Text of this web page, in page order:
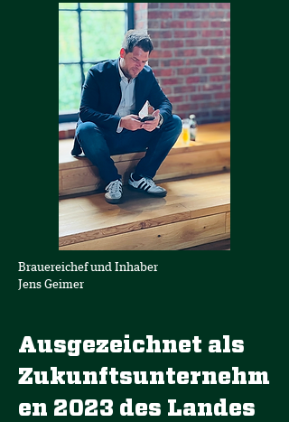
Brauereichef und Inhaber
Jens Geimer
Ausgezeichnet als
Zukunftsunternehm
en 2023 des Landes